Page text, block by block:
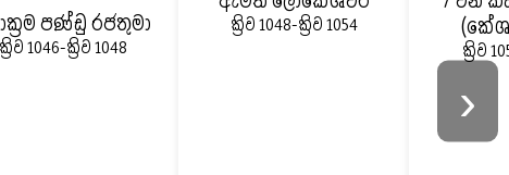
පණ්ඩු රජතුමා
ක්‍රිව 1046-ක්‍රිව 1048
ක්‍රිව 1048-ක්‍රිව 1054
ක්‍රිව
›